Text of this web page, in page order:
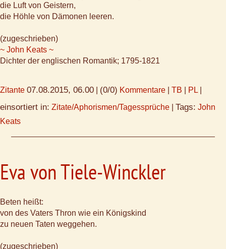
die Luft von Geistern,
die Höhle von Dämonen leeren.
(zugeschrieben)
~ John Keats ~
Dichter der englischen Romantik; 1795-1821
Zitante 07.08.2015, 06.00 (0/0) Kommentare TB PL
einsortiert in: Zitate/Aphorismen/Tagessprüche Tags: John
Keats
Eva von Tiele-Winckler
Beten heißt:
von des Vaters Thron wie ein Königskind
zu neuen Taten weggehen.
(zugeschrieben)